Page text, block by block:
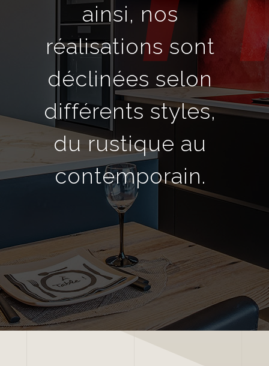
ainsi, nos
réalisations sont
déclinées selon
différents styles,
du rustique au
contemporain.